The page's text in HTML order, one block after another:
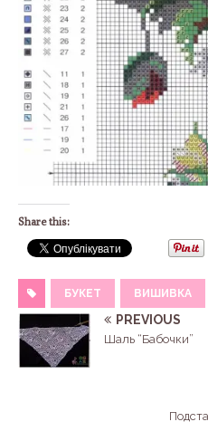
Share this:
БУКЕТ ВИШИВКА
PREVIOUS
Шаль “Бабочки”